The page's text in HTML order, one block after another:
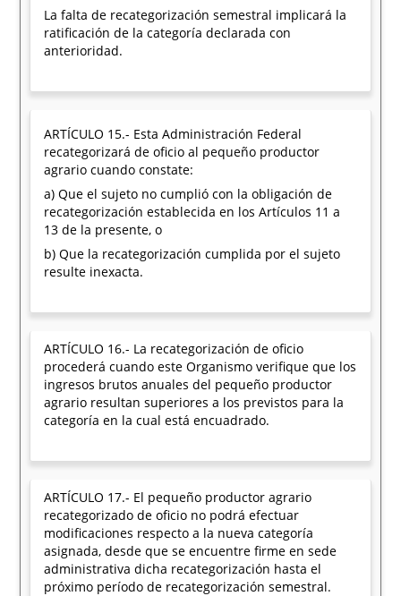
La falta de recategorización semestral implicará la
ratificación de la categoría declarada con
anterioridad.
ARTÍCULO 15.- Esta Administración Federal
recategorizará de oficio al pequeño productor
agrario cuando constate:
a) Que el sujeto no cumplió con la obligación de
recategorización establecida en los Artículos 11 a
13 de la presente, o
b) Que la recategorización cumplida por el sujeto
resulte inexacta.
ARTÍCULO 16.- La recategorización de oficio
procederá cuando este Organismo verifique que los
ingresos brutos anuales del pequeño productor
agrario resultan superiores a los previstos para la
categoría en la cual está encuadrado.
ARTÍCULO 17.- El pequeño productor agrario
recategorizado de oficio no podrá efectuar
modificaciones respecto a la nueva categoría
asignada, desde que se encuentre firme en sede
administrativa dicha recategorización hasta el
próximo período de recategorización semestral.